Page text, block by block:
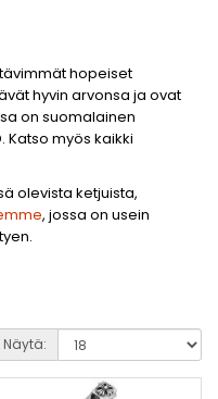
hopeiset
hyvin arvonsa ja ovat
on suomalainen
Katso myös kaikki
olevista ketjuista,
, jossa on usein
Näytä: